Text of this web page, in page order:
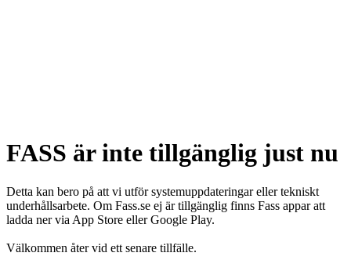
FASS är inte tillgänglig just nu
Detta kan bero på att vi utför systemuppdateringar eller tekniskt
underhållsarbete. Om Fass.se ej är tillgänglig finns Fass appar att
ladda ner via App Store eller Google Play.
Välkommen åter vid ett senare tillfälle.